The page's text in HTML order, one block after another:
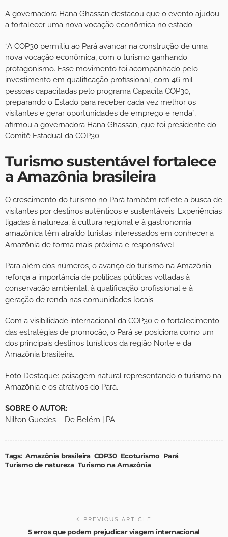
A governadora Hana Ghassan destacou que o evento ajudou
a fortalecer uma nova vocação econômica no estado.
“A COP30 permitiu ao Pará avançar na construção de uma
nova vocação econômica, com o turismo ganhando
protagonismo. Esse movimento foi acompanhado pelo
investimento em qualificação profissional, com 46 mil
pessoas capacitadas pelo programa Capacita COP30,
preparando o Estado para receber cada vez melhor os
visitantes e gerar oportunidades de emprego e renda”,
afirmou a governadora Hana Ghassan, que foi presidente do
Comitê Estadual da COP30.
Turismo sustentável fortalece
a Amazônia brasileira
O crescimento do turismo no Pará também reflete a busca de
visitantes por destinos autênticos e sustentáveis. Experiências
ligadas à natureza, à cultura regional e à gastronomia
amazônica têm atraído turistas interessados em conhecer a
Amazônia de forma mais próxima e responsável.
Para além dos números, o avanço do turismo na Amazônia
reforça a importância de políticas públicas voltadas à
conservação ambiental, à qualificação profissional e à
geração de renda nas comunidades locais.
Com a visibilidade internacional da COP30 e o fortalecimento
das estratégias de promoção, o Pará se posiciona como um
dos principais destinos turísticos da região Norte e da
Amazônia brasileira.
Foto Destaque: paisagem natural representando o turismo na
Amazônia e os atrativos do Pará.
SOBRE O AUTOR:
Nilton Guedes – De Belém | PA
Tags: Amazônia brasileira COP30 Ecoturismo Pará
Turismo de natureza Turismo na Amazônia
PREVIOUS ARTICLE
5 erros que podem prejudicar viagem internacional